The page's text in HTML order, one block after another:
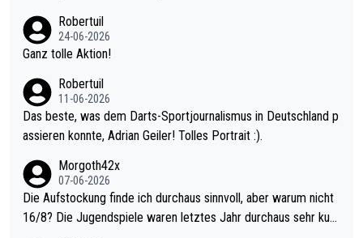
mal 40+ erst recht. Da gewinnst keinen Blumentopf - ist ja noc
h krasser wie ein Pokalspiel eines Kreisligisten vs einem Bund
Robertuil
24-06-2026
Ganz tolle Aktion!
Robertuil
11-06-2026
Das beste, was dem Darts-Sportjournalismus in Deutschland p
assieren konnte, Adrian Geiler! Tolles Portrait :).
Morgoth42x
07-06-2026
Die Aufstockung finde ich durchaus sinnvoll, aber warum nicht
16/8? Die Jugendspiele waren letztes Jahr durchaus sehr kurz